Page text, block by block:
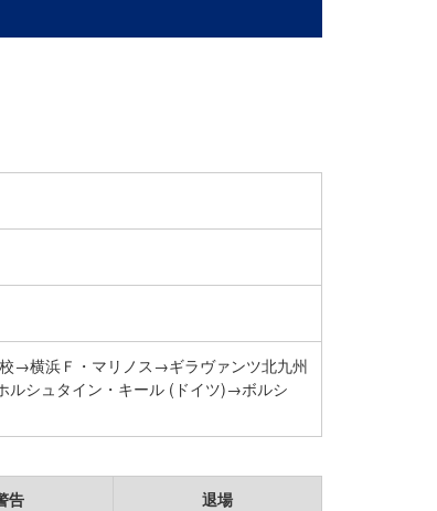
→横浜Ｆ・マリノス→ギラヴァンツ北九州
シュタイン・キール (ドイツ)→ボルシ
告 退場